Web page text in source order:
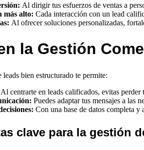
Al dirigir tus esfuerzos de ventas a
más alto: Cada interacción con un lead
Al ofrecer soluciones personalizadas,
la Gestión
bien estructurado te permite:
Al centrarte en leads calificados, evitas
Puedes adaptar tus mensajes a las
Con una base de datos completa y
clave para la gestión